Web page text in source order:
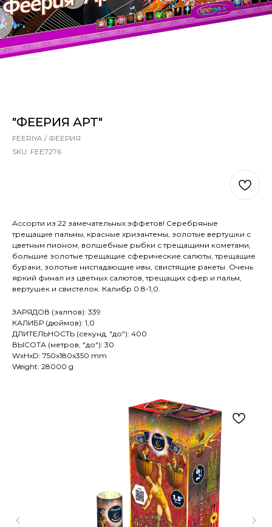
"ФЕЕРИЯ АРТ"
FEERIYA / ФЕЕРИЯ
SKU: FEE7276
Ассорти из 22 замечательных эффетов! Серебряные
трещащие пальмы, красные хризантемы, золотые вертушки с
цветным пионом, волшебные рыбки с трещащими кометами,
большие золотые трещащие сферические салюты, трещащие
бураки, золотые ниспадающие ивы, свистящие ракеты. Очень
яркий финал из цветных салютов, трещащих сфер и пальм,
вертушек и свистелок. Калибр 0.8-1,0.
ЗАРЯДОВ (залпов): 339
КАЛИБР (дюймов): 1,0
ДЛИТЕЛЬНОСТЬ (секунд, "до"): 400
ВЫСОТА (метров, "до"): 30
WxHxD: 750x180x350 mm
Weight: 28000 g